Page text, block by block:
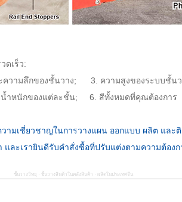
ดเร็ว:
ามลึกของชั้นวาง;
3. ความสูงของระบบชั้น
น้ำหนักของแต่ละชั้น; 6. สีทั้งหมดที่คุณต้องการ
วามเชี่ยวชาญในการวางแผน ออกแบบ ผลิต แล
และเรายินดีรับคำสั่งซื้อที่ปรับแต่งตามความต้องก
ชั้นวางวิทยุ · ชั้นวางสินค้าในคลังสินค้า · ผลิตในประเทศจีน